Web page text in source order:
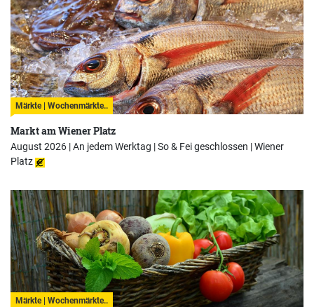
Märkte | Wochenmärkte..
Markt am Wiener Platz
August 2026 | An jedem Werktag | So & Fei geschlossen |Wiener
Platz
Märkte | Wochenmärkte..